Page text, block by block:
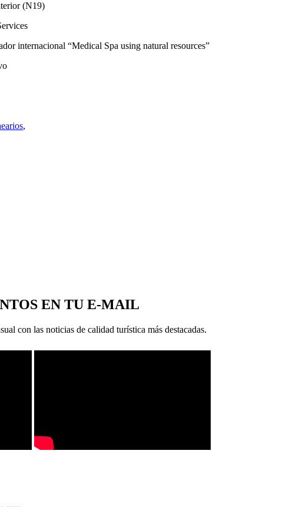
(N19)
internacional “Medical Spa using natural resources”
,
EN TU E-MAIL
con las noticias de calidad turística más destacadas.